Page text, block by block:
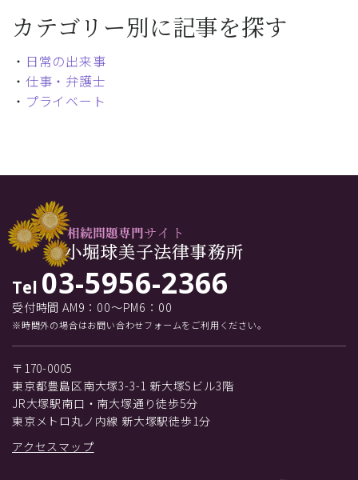
カテゴリー別に記事を探す
・ 日常の出来事
・ 仕事・弁護士
・ プライベート
Tel 03-5956-2366
受付時間 AM9：00～PM6：00
※時間外の場合はお問い合わせフォームをご利用ください。
〒170-0005
東京都豊島区南大塚3-3-1 新大塚Sビル3階
JR大塚駅南口・南大塚通り徒歩5分
東京メトロ丸ノ内線 新大塚駅徒歩1分
アクセスマップ